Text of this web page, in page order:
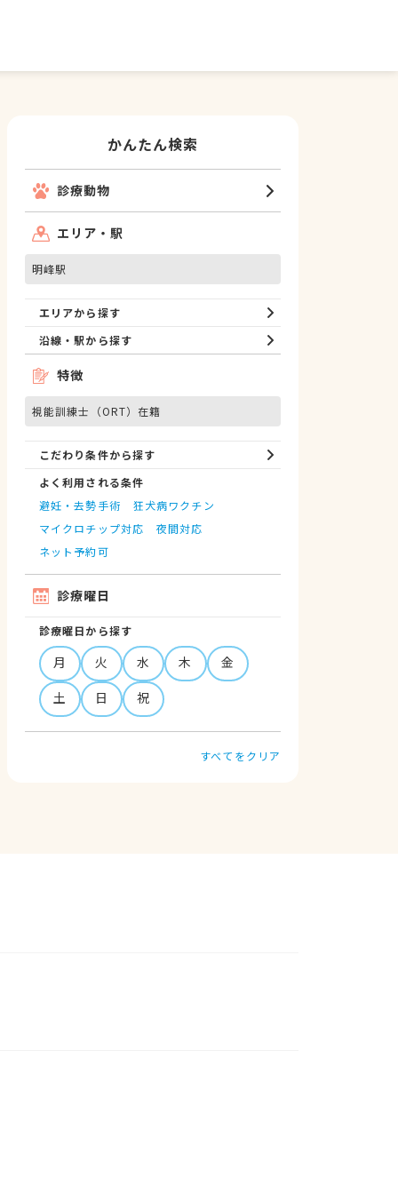
かんたん検索
診療動物
エリア・駅
明峰駅
エリアから探す
沿線・駅から探す
特徴
視能訓練士（ORT）在籍
こだわり条件から探す
よく利用される条件
避妊・去勢手術
狂犬病ワクチン
マイクロチップ対応
夜間対応
ネット予約可
診療曜日
診療曜日から探す
月 火 水 木
金
土
日 祝
すべてをクリア